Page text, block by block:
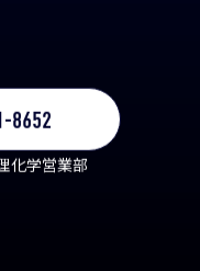
8652
化学営業部